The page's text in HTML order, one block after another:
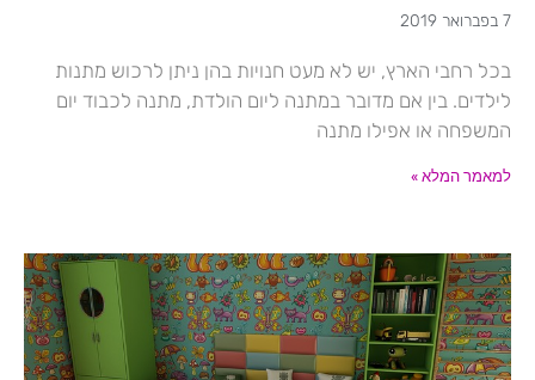
7 בפברואר 2019
בכל רחבי הארץ, יש לא מעט חנויות בהן ניתן לרכוש מתנות
לילדים. בין אם מדובר במתנה ליום הולדת, מתנה לכבוד יום
המשפחה או אפילו מתנה
למאמר המלא »